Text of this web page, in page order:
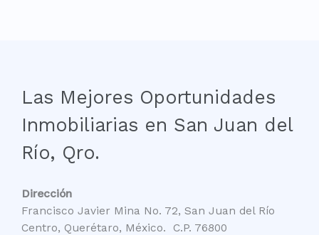
Las Mejores Oportunidades
Inmobiliarias en San Juan del
Río, Qro.
Dirección
Francisco Javier Mina No. 72, San Juan del Río
Centro, Querétaro, México. C.P. 76800